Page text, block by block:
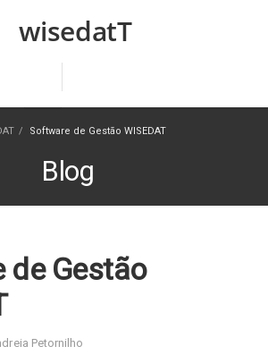
/ Software de Gestão WISEDAT
Blog
de Gestão
Petornilho